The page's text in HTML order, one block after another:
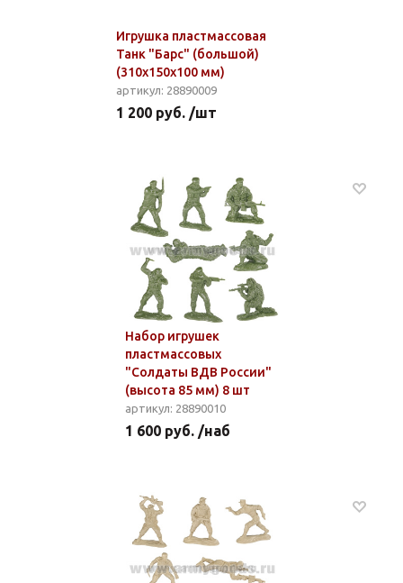
Игрушка пластмассовая
Танк "Барс" (большой)
(310x150x100 мм)
артикул: 28890009
1 200 руб. /шт
Набор игрушек
пластмассовых
"Солдаты ВДВ России"
(высота 85 мм) 8 шт
артикул: 28890010
1 600 руб. /наб